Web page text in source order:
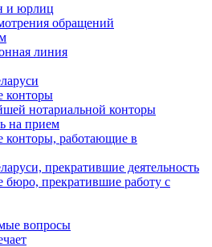
и юрлиц
обращений
линия
конторы
нотариальной конторы
на прием
конторы, работающие в
прекратившие деятельность
бюро, прекратившие работу с
вопросы